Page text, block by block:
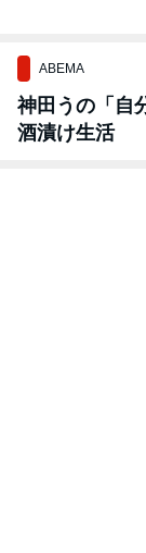
ABEMA
神田うの「自
酒漬け生活